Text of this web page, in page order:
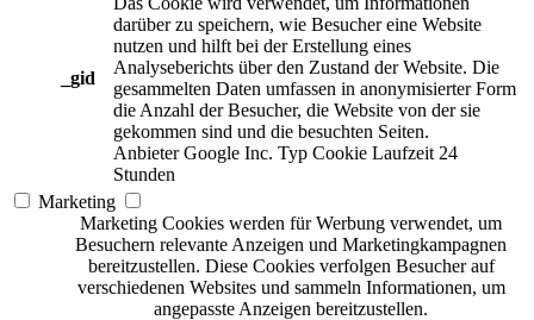
_gid
darüber zu speichern, wie Besucher eine Website
nutzen und hilft bei der Erstellung eines
Analyseberichts über den Zustand der Website. Die
gesammelten Daten umfassen in anonymisierter Form
die Anzahl der Besucher, die Website von der sie
gekommen sind und die besuchten Seiten.
Anbieter Google Inc. Typ Cookie Laufzeit 24
Stunden
Marketing
Marketing Cookies werden für Werbung verwendet, um
Besuchern relevante Anzeigen und Marketingkampagnen
bereitzustellen. Diese Cookies verfolgen Besucher auf
verschiedenen Websites und sammeln Informationen, um
angepasste Anzeigen bereitzustellen.